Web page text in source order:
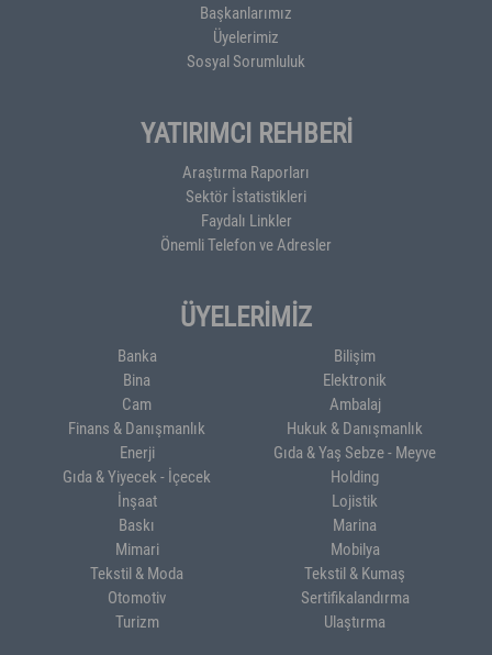
Başkanlarımız
Üyelerimiz
Sosyal Sorumluluk
YATIRIMCI REHBERİ
Araştırma Raporları
Sektör İstatistikleri
Faydalı Linkler
Önemli Telefon ve Adresler
ÜYELERİMİZ
Banka
Bilişim
Bina
Elektronik
Cam
Ambalaj
Finans & Danışmanlık
Hukuk & Danışmanlık
Enerji
Gıda & Yaş Sebze - Meyve
Gıda & Yiyecek - İçecek
Holding
İnşaat
Lojistik
Baskı
Marina
Mimari
Mobilya
Tekstil & Moda
Tekstil & Kumaş
Otomotiv
Sertifikalandırma
Turizm
Ulaştırma